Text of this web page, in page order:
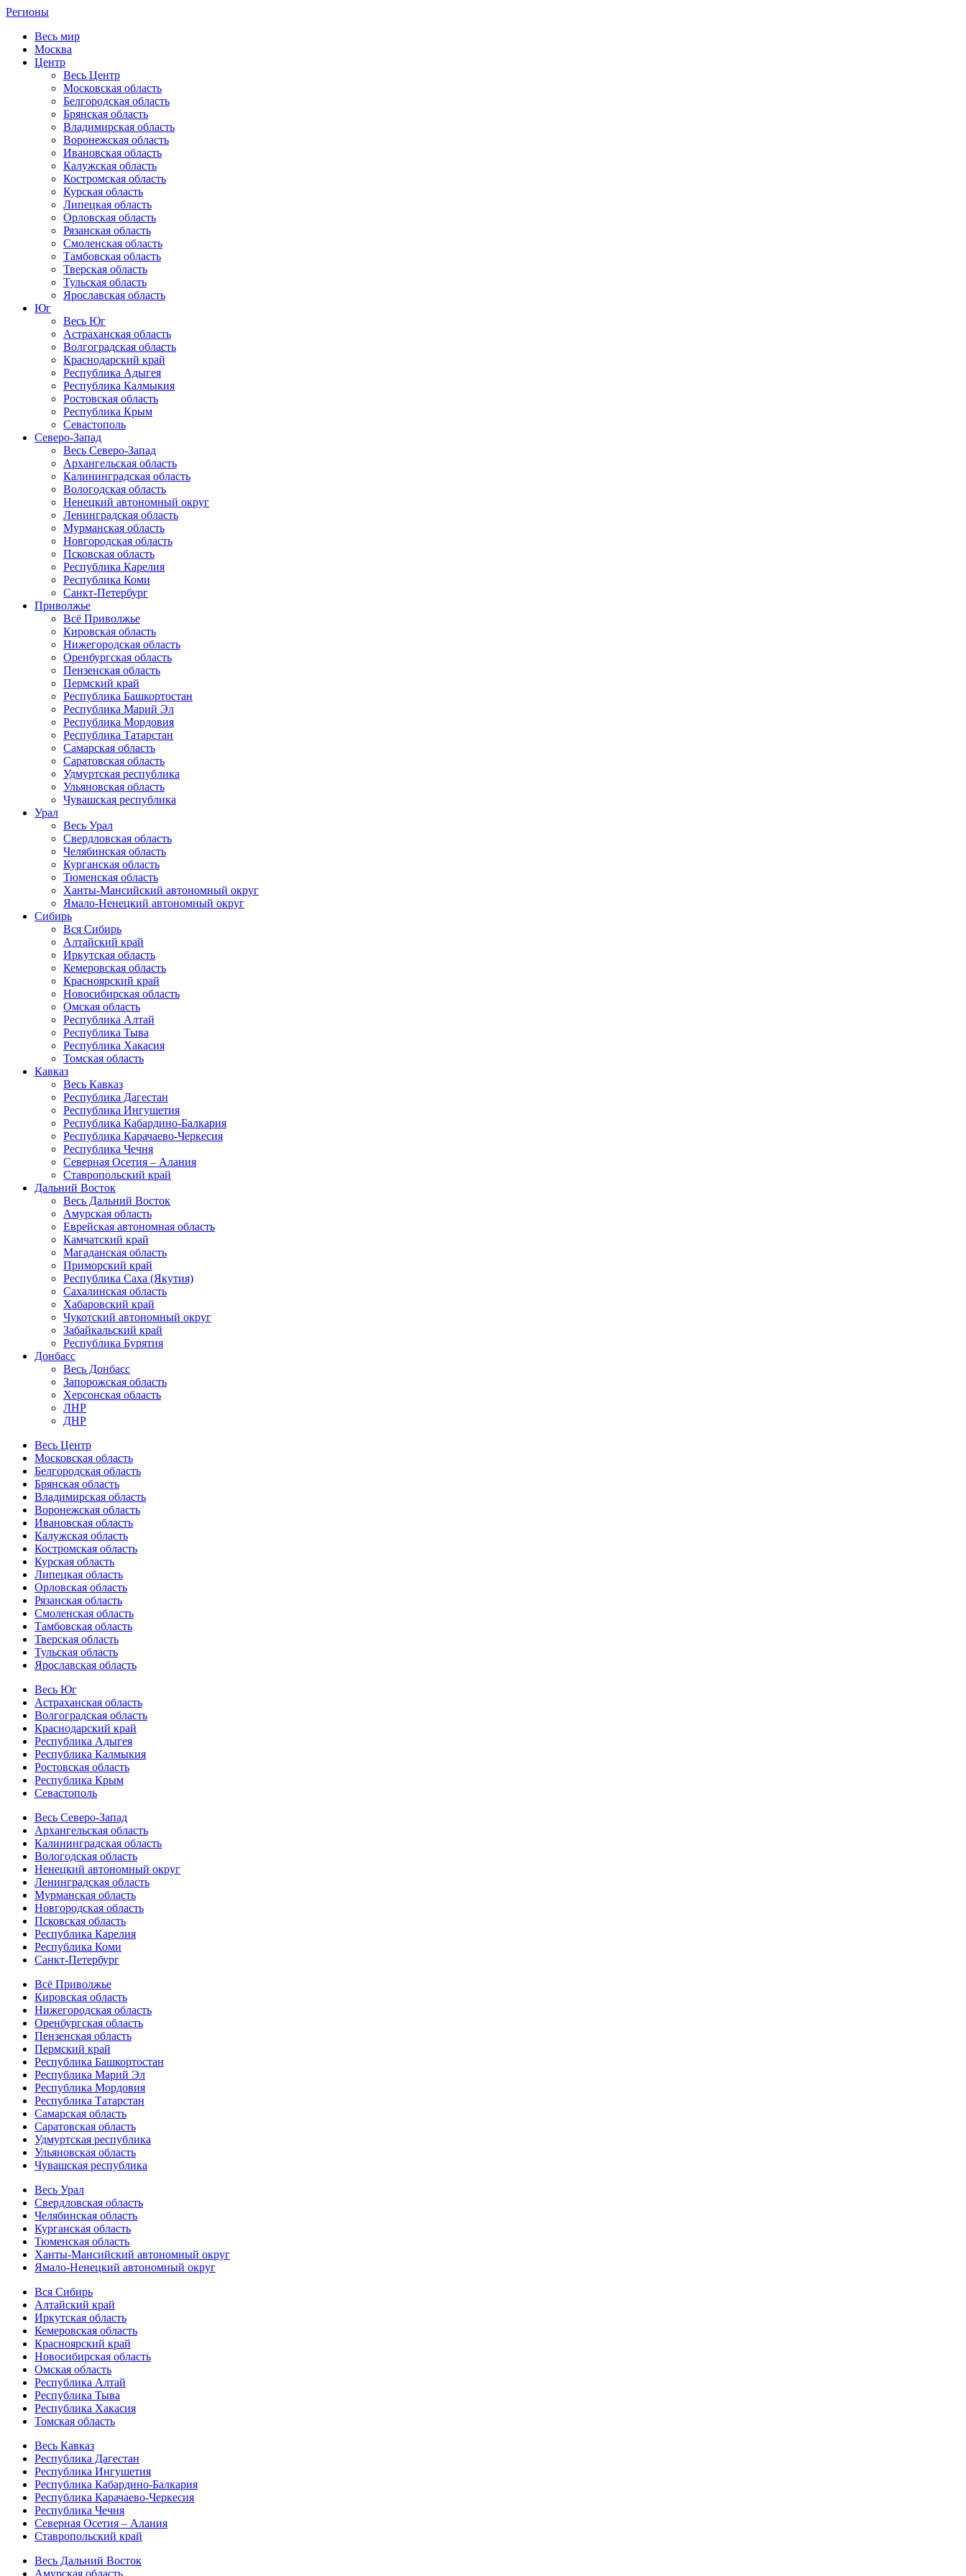
Регионы
Весь мир
Москва
Центр
Весь Центр
Московская область
Белгородская область
Брянская область
Владимирская область
Воронежская область
Ивановская область
Калужская область
Костромская область
Курская область
Липецкая область
Орловская область
Рязанская область
Смоленская область
Тамбовская область
Тверская область
Тульская область
Ярославская область
Юг
Весь Юг
Астраханская область
Волгоградская область
Краснодарский край
Республика Адыгея
Республика Калмыкия
Ростовская область
Республика Крым
Севастополь
Северо-Запад
Весь Северо-Запад
Архангельская область
Калининградская область
Вологодская область
Ненецкий автономный округ
Ленинградская область
Мурманская область
Новгородская область
Псковская область
Республика Карелия
Республика Коми
Санкт-Петербург
Приволжье
Всё Приволжье
Кировская область
Нижегородская область
Оренбургская область
Пензенская область
Пермский край
Республика Башкортостан
Республика Марий Эл
Республика Мордовия
Республика Татарстан
Самарская область
Саратовская область
Удмуртская республика
Ульяновская область
Чувашская республика
Урал
Весь Урал
Свердловская область
Челябинская область
Курганская область
Тюменская область
Ханты-Мансийский автономный округ
Ямало-Ненецкий автономный округ
Сибирь
Вся Сибирь
Алтайский край
Иркутская область
Кемеровская область
Красноярский край
Новосибирская область
Омская область
Республика Алтай
Республика Тыва
Республика Хакасия
Томская область
Кавказ
Весь Кавказ
Республика Дагестан
Республика Ингушетия
Республика Кабардино-Балкария
Республика Карачаево-Черкесия
Республика Чечня
Северная Осетия – Алания
Ставропольский край
Дальний Восток
Весь Дальний Восток
Амурская область
Еврейская автономная область
Камчатский край
Магаданская область
Приморский край
Республика Саха (Якутия)
Сахалинская область
Хабаровский край
Чукотский автономный округ
Забайкальский край
Республика Бурятия
Донбасс
Весь Донбасс
Запорожская область
Херсонская область
ЛНР
ДНР
Весь Центр
Московская область
Белгородская область
Брянская область
Владимирская область
Воронежская область
Ивановская область
Калужская область
Костромская область
Курская область
Липецкая область
Орловская область
Рязанская область
Смоленская область
Тамбовская область
Тверская область
Тульская область
Ярославская область
Весь Юг
Астраханская область
Волгоградская область
Краснодарский край
Республика Адыгея
Республика Калмыкия
Ростовская область
Республика Крым
Севастополь
Весь Северо-Запад
Архангельская область
Калининградская область
Вологодская область
Ненецкий автономный округ
Ленинградская область
Мурманская область
Новгородская область
Псковская область
Республика Карелия
Республика Коми
Санкт-Петербург
Всё Приволжье
Кировская область
Нижегородская область
Оренбургская область
Пензенская область
Пермский край
Республика Башкортостан
Республика Марий Эл
Республика Мордовия
Республика Татарстан
Самарская область
Саратовская область
Удмуртская республика
Ульяновская область
Чувашская республика
Весь Урал
Свердловская область
Челябинская область
Курганская область
Тюменская область
Ханты-Мансийский автономный округ
Ямало-Ненецкий автономный округ
Вся Сибирь
Алтайский край
Иркутская область
Кемеровская область
Красноярский край
Новосибирская область
Омская область
Республика Алтай
Республика Тыва
Республика Хакасия
Томская область
Весь Кавказ
Республика Дагестан
Республика Ингушетия
Республика Кабардино-Балкария
Республика Карачаево-Черкесия
Республика Чечня
Северная Осетия – Алания
Ставропольский край
Весь Дальний Восток
Амурская область